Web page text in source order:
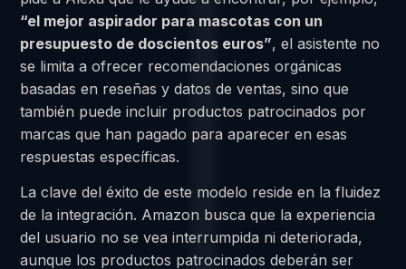
“el mejor aspirador para mascotas con un
presupuesto de doscientos euros”, el asistente no
se limita a ofrecer recomendaciones orgánicas
basadas en reseñas y datos de ventas, sino que
también puede incluir productos patrocinados por
marcas que han pagado para aparecer en esas
respuestas específicas.
La clave del éxito de este modelo reside en la fluidez
de la integración. Amazon busca que la experiencia
del usuario no se vea interrumpida ni deteriorada,
aunque los productos patrocinados deberán ser